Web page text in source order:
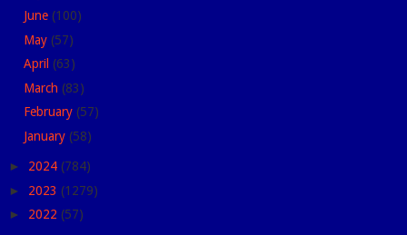
June (100)
May (57)
April (63)
March (83)
February (57)
January (58)
► 2024 (784)
► 2023 (1279)
► 2022 (57)